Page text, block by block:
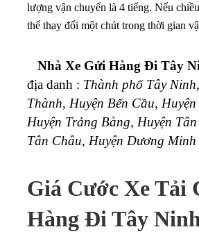
lượng vận chuyển là 4 tiếng. Nếu
thể thay đổi một chút trong thời gian
Nhà Xe Gửi Hàng Đi Tây
địa danh : Thành phố Tây
Thành, Huyện Bến Cầu,
Huyện Trảng Bàng, Huyện
Tân Châu, Huyện Dương Minh
Giá Cước Xe Tải
Hàng Đi Tây